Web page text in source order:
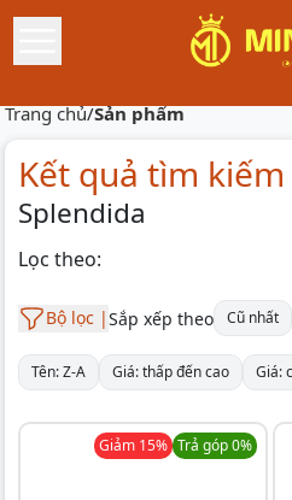
Trang chủ/Sản phẩm
Kết quả tìm
Splendida
Lọc theo:
Bộ lọc |Sắp xếp theo Cũ nhất
Tên: Z-A Giá: thấp đến cao Giá:
Giảm 15% Trả góp 0%